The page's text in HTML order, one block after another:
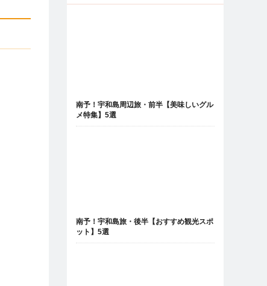
南予！宇和島周辺旅・前半【美味しいグル
メ特集】5選
南予！宇和島旅・後半【おすすめ観光スポ
ット】5選